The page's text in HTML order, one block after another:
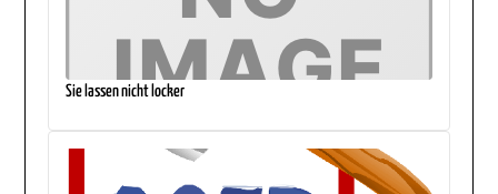
Sie lassen nicht locker